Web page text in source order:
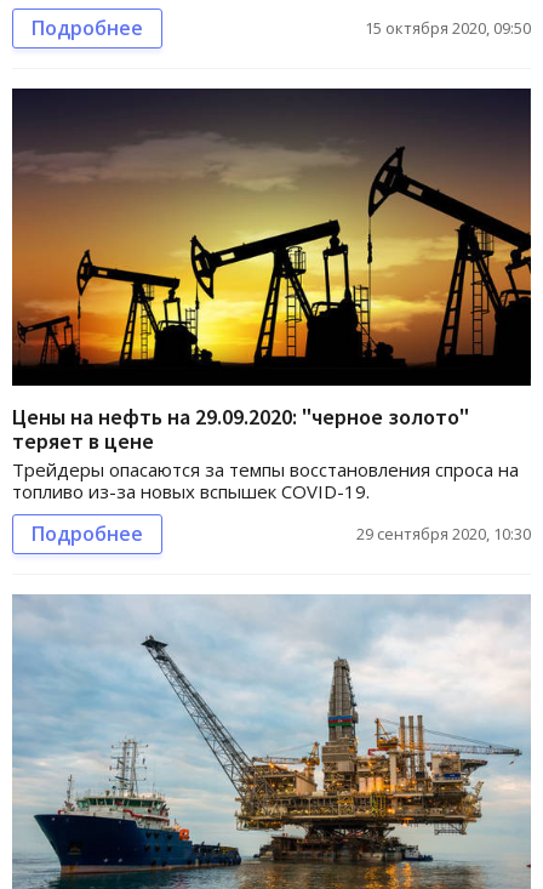
Подробнее 15 октября 2020, 09:50
Цены на нефть на 29.09.2020: "черное золото"
теряет в цене
Трейдеры опасаются за темпы восстановления спроса на
топливо из-за новых вспышек COVID-19.
Подробнее 29 сентября 2020, 10:30